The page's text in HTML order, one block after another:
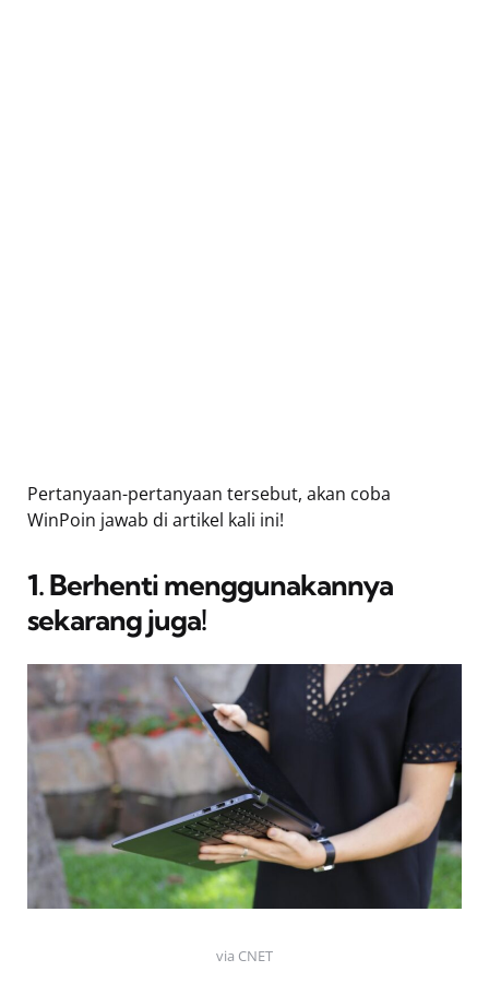
Pertanyaan-pertanyaan tersebut, akan coba
WinPoin jawab di artikel kali ini!
1. Berhenti menggunakannya
sekarang juga!
via CNET